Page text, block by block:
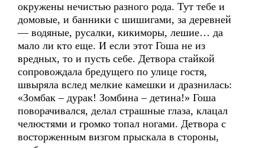
окружены нечистью разного рода. Тут тебе и
домовые, и банники с шишигами, за деревней
— водяные, русалки, кикиморы, лешие… да
мало ли кто еще. И если этот Гоша не из
вредных, то и пусть себе. Детвора стайкой
сопровождала бредущего по улице гостя,
швыряла вслед мелкие камешки и дразнилась:
«Зомбак – дурак! Зомбина – детина!» Гоша
поворачивался, делал страшные глаза, клацал
челюстями и громко топал ногами. Детвора с
восторженным визгом прыскала в стороны,